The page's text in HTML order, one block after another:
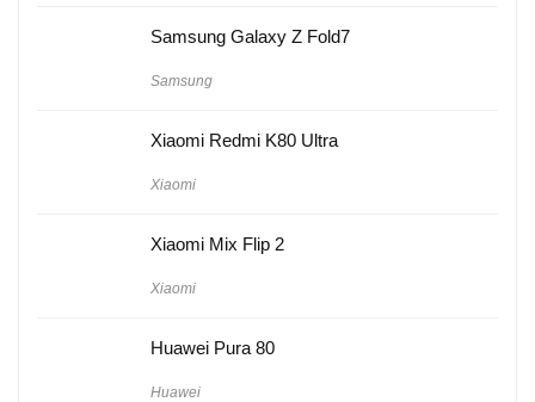
Samsung Galaxy Z Fold7
Samsung
Xiaomi Redmi K80 Ultra
Xiaomi
Xiaomi Mix Flip 2
Xiaomi
Huawei Pura 80
Huawei